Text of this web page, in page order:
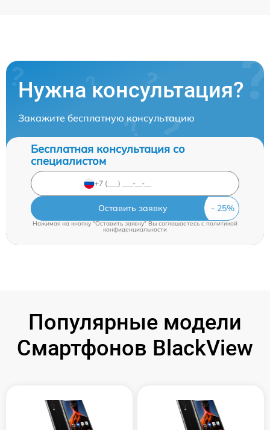
Нужна консультация?
Закажите бесплатную консультацию
Бесплатная консультация со
специалистом
Оставить заявку
Нажимая на кнопку "Оставить заявку" Вы соглашаетесь cполитикой
конфиденциальности
Популярные модели
Смартфонов BlackView